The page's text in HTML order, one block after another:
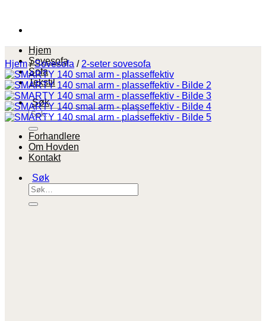
content
Hjem
Sovesofa
Sofa
Tekstil
Søk
etter:
Forhandlere
Om Hovden
Kontakt
Søk
etter:
Hjem / Sovesofa / 2-seter sovesofa